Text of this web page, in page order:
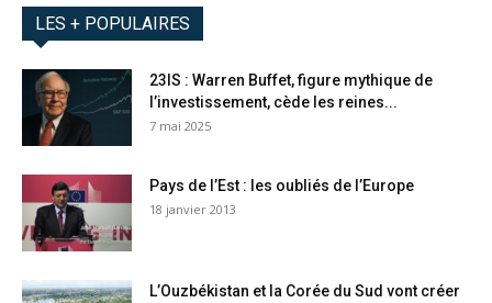
LES + POPULAIRES
23IS : Warren Buffet, figure mythique de
l’investissement, cède les reines...
7 mai 2025
Pays de l’Est : les oubliés de l’Europe
18 janvier 2013
L’Ouzbékistan et la Corée du Sud vont créer